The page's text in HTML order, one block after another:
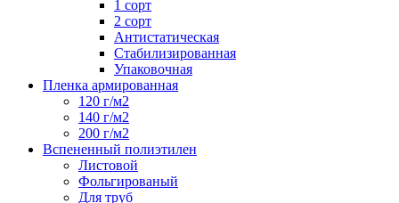
1 сорт
2 сорт
Антистатическая
Стабилизированная
Упаковочная
Пленка армированная
120 г/м2
140 г/м2
200 г/м2
Вспененный полиэтилен
Листовой
Фольгированый
Для труб